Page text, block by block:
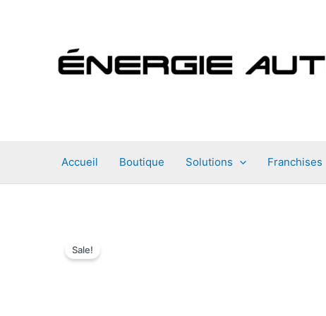
Accueil Boutique Solutions Franchises
Sale!